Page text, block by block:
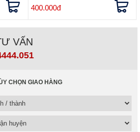
400.000đ
VẤN
CHỌN GIAO HÀNG